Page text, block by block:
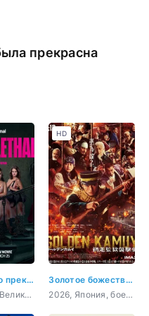
прекрасна
Смертельно прекрасна
2026, США, Великобритания, боевик, комедия, триллер
Золотое божество: Нападение на тюрьму Абасири
2026, Япония, боевик, вестерн, история, приключения
HD